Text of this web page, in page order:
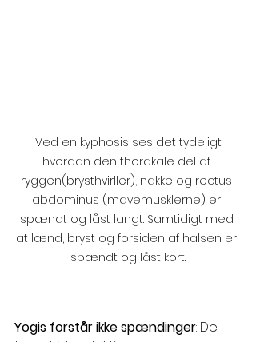
Ved en kyphosis ses det tydeligt
hvordan den thorakale del af
ryggen(brysthvirller), nakke og rectus
abdominus (mavemusklerne) er
spændt og låst langt. Samtidigt med
at lænd, bryst og forsiden af halsen er
spændt og låst kort.
Yogis forstår ikke spændinger: De